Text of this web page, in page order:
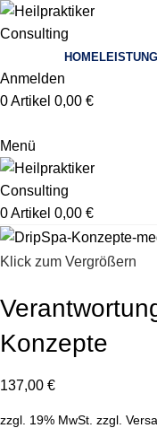
HOME
Anmelden
0Artikel 0,00 €
Menü
0Artikel 0,00 €
Klick zum Vergrößern
Konzepte
137,00 €
zzgl. 19% MwSt. zzgl.